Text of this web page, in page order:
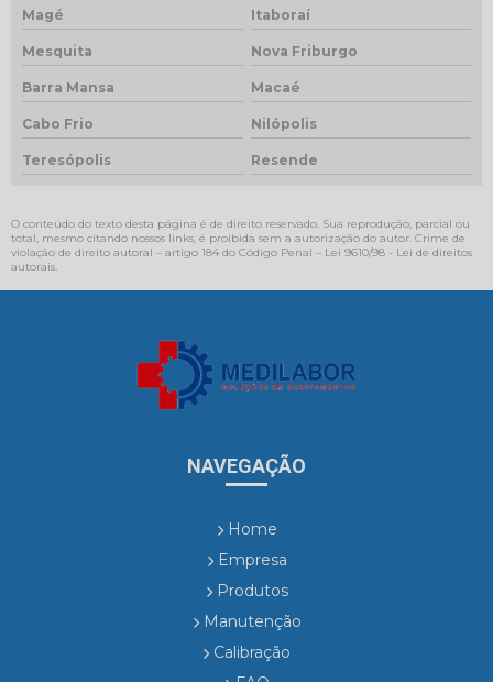
Magé Itaboraí
Mesquita Nova Friburgo
Barra Mansa Macaé
Cabo Frio Nilópolis
Teresópolis Resende
O conteúdo do texto desta página é de direito reservado. Sua reprodução, parcial ou
total, mesmo citando nossos links, é proibida sem a autorização do autor. Crime de
violação de direito autoral – artigo 184 do Código Penal – Lei 9610/98 - Lei de direitos
autorais.
NAVEGAÇÃO
Home
Empresa
Produtos
Manutenção
Calibração